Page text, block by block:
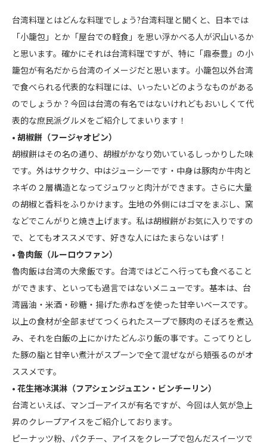
台湾料理とはどんな料理でしょう?台湾料理と聞くと、日本では
「小籠包」とか「屋台での軽食」を思い浮かべる人が沢山いるか
と思います。確かにそれは台湾料理ですが、特に「鼎泰豊」の小
籠包が有名だから台湾のイメージだと思います。小籠包以外台湾
で食べられる代表的な料理には、いったいどのようなものがある
のでしょうか？今回は台湾の有名ではないけれどもおいしくて代
表的な庶民派グルメをご紹介してまいります！
• 胡椒餅（フージャオピン）
胡椒餅はその名の通り、胡椒がかなり効いているしっかりした味
です。外はサクサク、中はジューシーです・中身は豚肉か牛肉と
ネギの２層構造となってジュワッと肉汁ができます。さらに大量
の胡椒と香料をふりかけます。生地の外側にはゴマをまぶし、窯
などでこんがりと焼き上げます。私は胡椒餅がお気に入りですの
で、とてもオススメです、好きな人にはたまらないはず！
• 魯肉飯（ルーロウファン）
魯肉飯は台湾の大衆飯です。台湾ではどこへ行っても食べること
ができます、といっても過言ではないメニューです。基本は、台
湾醤油・米酒・砂糖・揚げた赤ねぎを使った甘辛いベースです。
以上の食材が全部まぜてつくられたスープで豚肉のそぼろを煮込
み、それを白飯の上にかけたどんぶり飯の事です。こってりとし
た豚の脂と甘辛い煮汁がスプーンで全て混ぜながら頬張るのがオ
ススメです。
• 花生捲冰淇淋（フアシェンジュエン・ビンチーリン）
台湾といえば、マンゴーアイスが有名ですが、今回は人気が急上
昇のクレープアイスをご紹介しております。
ピーナッツ粉、パクチー、アイスをクレープで包んだスイーツで